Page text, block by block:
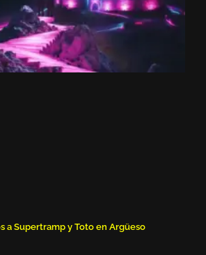
a Supertramp y Toto en Argüeso